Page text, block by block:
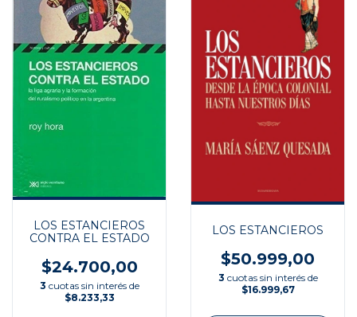
LOS ESTANCIEROS
CONTRA EL ESTADO
$24.700,00
3 cuotas sin interés de
$8.233,33
LOS ESTANCIEROS
$50.999,00
3 cuotas sin interés de
$16.999,67